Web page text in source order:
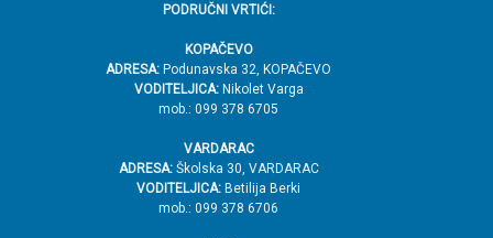
PODRUČNI VRTIĆI:
KOPAČEVO
ADRESA: Podunavska 32, KOPAČEVO
VODITELJICA:Nikolet Varga
mob.: 099 378 6705
VARDARAC
ADRESA:Školska 30, VARDARAC
VODITELJICA: Betilija Berki
mob.: 099 378 6706